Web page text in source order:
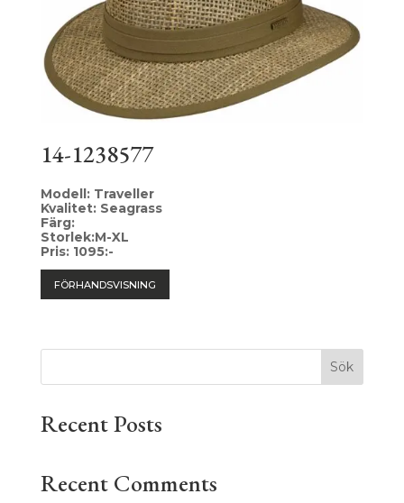
14-1238577
Modell: Traveller
Kvalitet: Seagrass
Färg:
Storlek:M-XL
Pris: 1095:-
FÖRHANDSVISNING
Sök
Recent Posts
Recent Comments